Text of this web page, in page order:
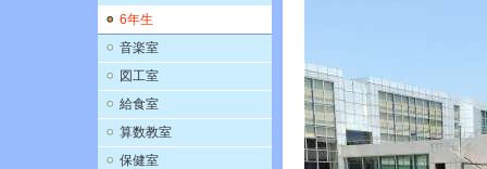
6年生
音楽室
図工室
給食室
算数教室
保健室